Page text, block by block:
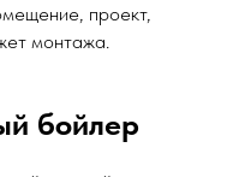
проект,
монтажа.
бойлер